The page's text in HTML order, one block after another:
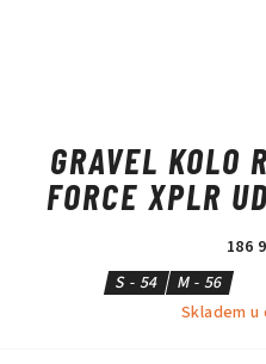
GRAVEL KOLO
FORCE XPLR
186
S - 54
M - 56
Skladem